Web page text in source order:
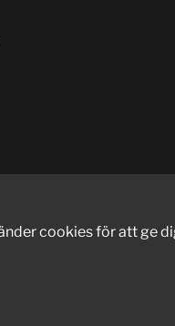
FI09175974)
cookies för att ge